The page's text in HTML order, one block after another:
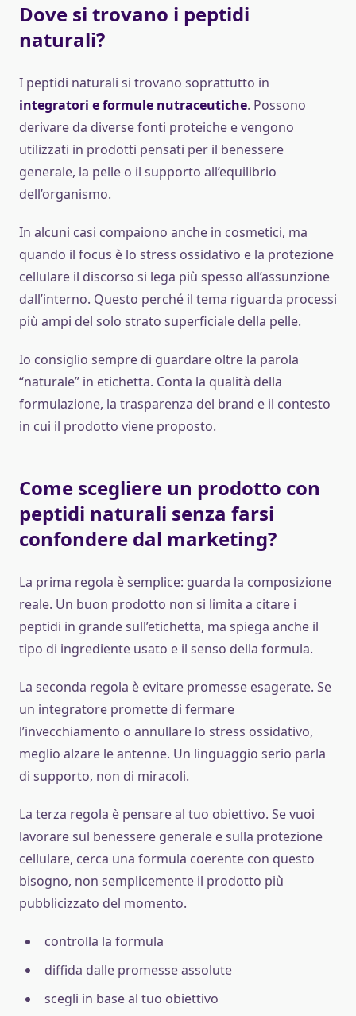
Dove si trovano i peptidi
naturali?
I peptidi naturali si trovano soprattutto in
integratori e formule nutraceutiche. Possono
derivare da diverse fonti proteiche e vengono
utilizzati in prodotti pensati per il benessere
generale, la pelle o il supporto all’equilibrio
dell’organismo.
In alcuni casi compaiono anche in cosmetici, ma
quando il focus è lo stress ossidativo e la protezione
cellulare il discorso si lega più spesso all’assunzione
dall’interno. Questo perché il tema riguarda processi
più ampi del solo strato superficiale della pelle.
Io consiglio sempre di guardare oltre la parola
“naturale” in etichetta. Conta la qualità della
formulazione, la trasparenza del brand e il contesto
in cui il prodotto viene proposto.
Come scegliere un prodotto con
peptidi naturali senza farsi
confondere dal marketing?
La prima regola è semplice: guarda la composizione
reale. Un buon prodotto non si limita a citare i
peptidi in grande sull’etichetta, ma spiega anche il
tipo di ingrediente usato e il senso della formula.
La seconda regola è evitare promesse esagerate. Se
un integratore promette di fermare
l’invecchiamento o annullare lo stress ossidativo,
meglio alzare le antenne. Un linguaggio serio parla
di supporto, non di miracoli.
La terza regola è pensare al tuo obiettivo. Se vuoi
lavorare sul benessere generale e sulla protezione
cellulare, cerca una formula coerente con questo
bisogno, non semplicemente il prodotto più
pubblicizzato del momento.
controlla la formula
diffida dalle promesse assolute
scegli in base al tuo obiettivo